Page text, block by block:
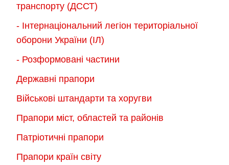
транспорту (ДССТ)
- Інтернаціональний легіон територіальної
оборони України (ІЛ)
- Розформовані частини
Державні прапори
Військові штандарти та хоругви
Прапори міст, областей та районів
Патріотичні прапори
Прапори країн світу